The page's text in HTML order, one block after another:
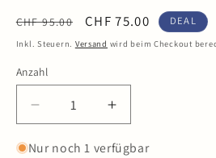
Normaler
Preis
CHF 95.00 Verkaufspreis
CHF 75.00 DEAL
Inkl. Steuern. Versand wird beim Checkout
Anzahl
Anzahl
Verringere
die
Menge
Erhöhe
die
Menge
Nur noch 1 verfügbar